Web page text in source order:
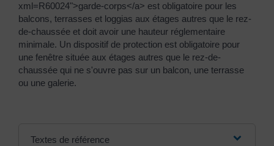
xml=R60024">garde-corps</a> est obligatoire pour les
balcons, terrasses et loggias aux étages autres que le rez-
de-chaussée et doit avoir une hauteur réglementaire
minimale. Un dispositif de protection est obligatoire pour
une fenêtre située aux étages autres que le rez-de-
chaussée qui ne s'ouvre pas sur un balcon, une terrasse
ou une galerie.
Textes de référence